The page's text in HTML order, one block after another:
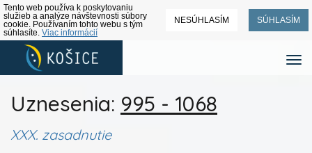
Tento web používa k poskytovaniu
služieb a analýze návštevnosti súbory
cookie. Používaním tohto webu s tým
súhlasíte. Viac informácií
NESÚHLASÍM SÚHLASÍM
Uznesenia: 995 - 1068
XXX. zasadnutie